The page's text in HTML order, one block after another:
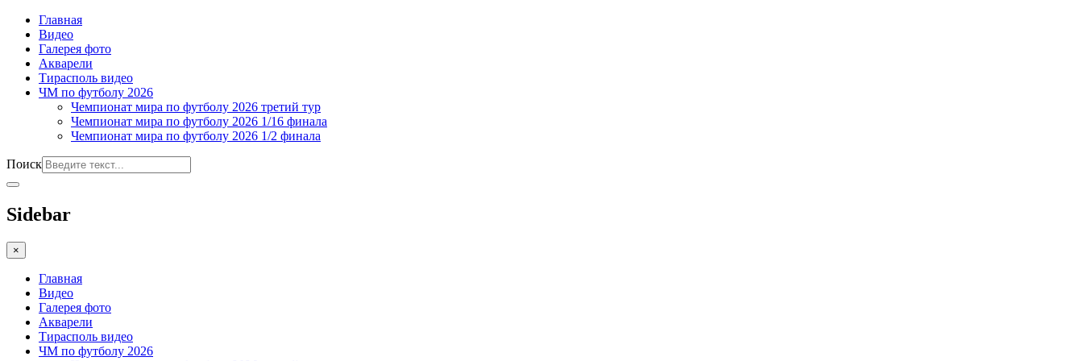
Главная
Видео
Галерея фото
Акварели
Тирасполь видео
ЧМ по футболу 2026
Чемпионат мира по футболу 2026 третий тур
Чемпионат мира по футболу 2026 1/16 финала
Чемпионат мира по футболу 2026 1/2 финала
Поиск
Sidebar
×
Главная
Видео
Галерея фото
Акварели
Тирасполь видео
ЧМ по футболу 2026